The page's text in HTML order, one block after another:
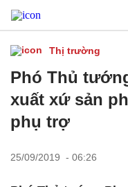
Thị trường
Phó Thủ
xuất xứ sản
phụ trợ
25/09/2019 - 06:26